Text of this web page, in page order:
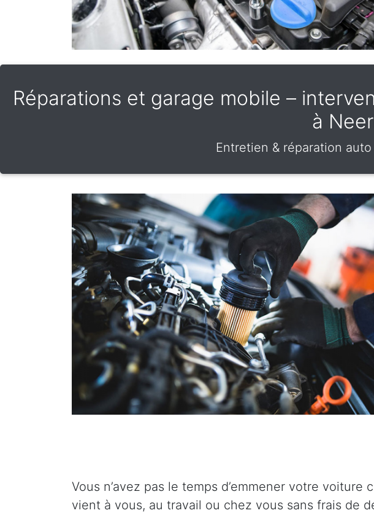
Réparations et garage mobile –
à
Entretien & réparation
Vous n’avez pas le temps d’emmener votre
vient à vous, au travail ou chez vous sans frais de